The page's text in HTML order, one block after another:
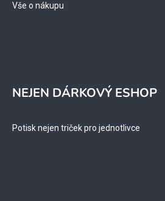
Vše o nákupu
NEJEN DÁRKOVÝ ESHOP
Potisk nejen triček pro jednotlivce